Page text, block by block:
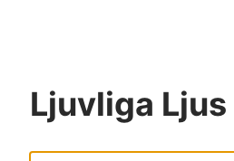
Ljuvliga Ljus